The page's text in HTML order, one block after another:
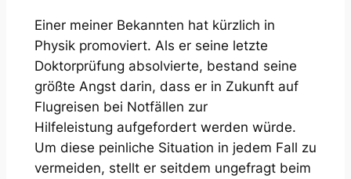
Einer meiner Bekannten hat kürzlich in
Physik promoviert. Als er seine letzte
Doktorprüfung absolvierte, bestand seine
größte Angst darin, dass er in Zukunft auf
Flugreisen bei Notfällen zur
Hilfeleistung aufgefordert werden würde.
Um diese peinliche Situation in jedem Fall zu
vermeiden, stellt er seitdem ungefragt beim